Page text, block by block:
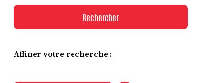
Rechercher
Affiner votre recherche :